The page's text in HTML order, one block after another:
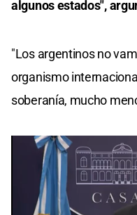
algunos estados",
"Los argentinos no
organismo
soberanía, mucho